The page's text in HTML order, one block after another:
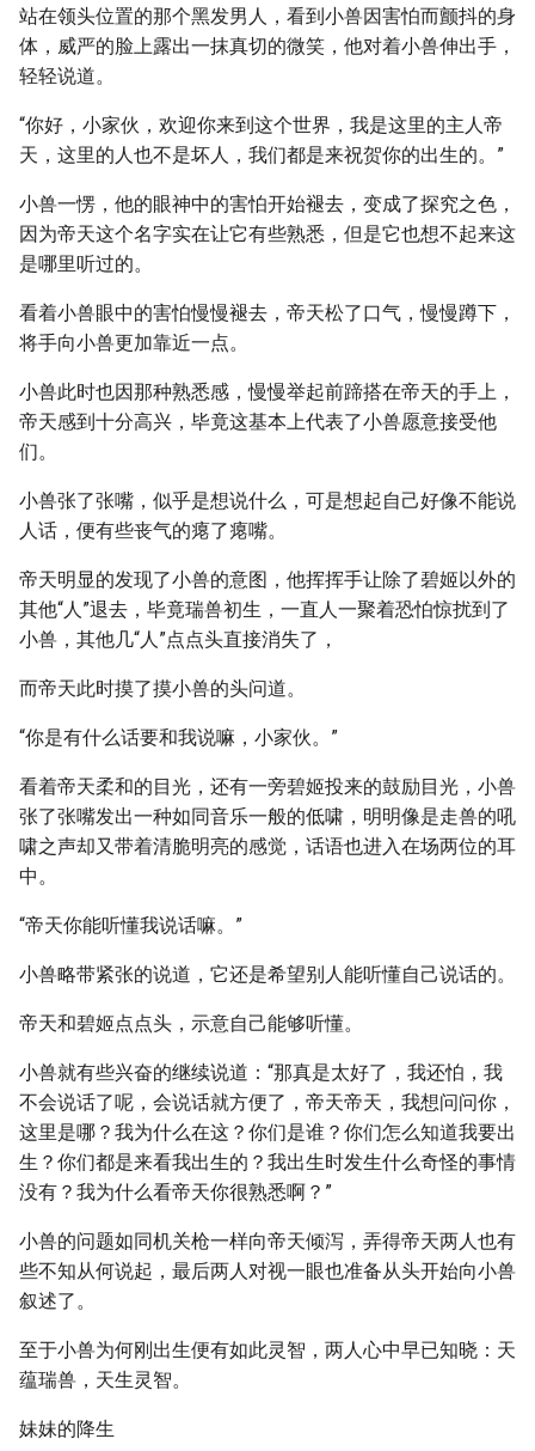
站在领头位置的那个黑发男人，看到小兽因害怕而颤抖的身
体，威严的脸上露出一抹真切的微笑，他对着小兽伸出手，
轻轻说道。
“你好，小家伙，欢迎你来到这个世界，我是这里的主人帝
天，这里的人也不是坏人，我们都是来祝贺你的出生的。”
小兽一愣，他的眼神中的害怕开始褪去，变成了探究之色，
因为帝天这个名字实在让它有些熟悉，但是它也想不起来这
是哪里听过的。
看着小兽眼中的害怕慢慢褪去，帝天松了口气，慢慢蹲下，
将手向小兽更加靠近一点。
小兽此时也因那种熟悉感，慢慢举起前蹄搭在帝天的手上，
帝天感到十分高兴，毕竟这基本上代表了小兽愿意接受他
们。
小兽张了张嘴，似乎是想说什么，可是想起自己好像不能说
人话，便有些丧气的瘪了瘪嘴。
帝天明显的发现了小兽的意图，他挥挥手让除了碧姬以外的
其他“人”退去，毕竟瑞兽初生，一直人一聚着恐怕惊扰到了
小兽，其他几“人”点点头直接消失了，
而帝天此时摸了摸小兽的头问道。
“你是有什么话要和我说嘛，小家伙。”
看着帝天柔和的目光，还有一旁碧姬投来的鼓励目光，小兽
张了张嘴发出一种如同音乐一般的低啸，明明像是走兽的吼
啸之声却又带着清脆明亮的感觉，话语也进入在场两位的耳
中。
“帝天你能听懂我说话嘛。”
小兽略带紧张的说道，它还是希望别人能听懂自己说话的。
帝天和碧姬点点头，示意自己能够听懂。
小兽就有些兴奋的继续说道：“那真是太好了，我还怕，我
不会说话了呢，会说话就方便了，帝天帝天，我想问问你，
这里是哪？我为什么在这？你们是谁？你们怎么知道我要出
生？你们都是来看我出生的？我出生时发生什么奇怪的事情
没有？我为什么看帝天你很熟悉啊？”
小兽的问题如同机关枪一样向帝天倾泻，弄得帝天两人也有
些不知从何说起，最后两人对视一眼也准备从头开始向小兽
叙述了。
至于小兽为何刚出生便有如此灵智，两人心中早已知晓：天
蕴瑞兽，天生灵智。
妹妹的降生